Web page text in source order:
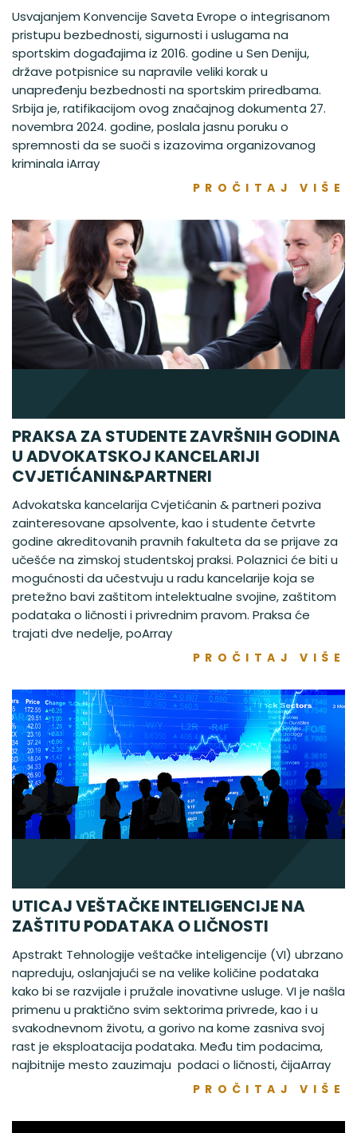
Usvajanjem Konvencije Saveta Evrope o integrisanom
pristupu bezbednosti, sigurnosti i uslugama na
sportskim događajima iz 2016. godine u Sen Deniju,
države potpisnice su napravile veliki korak u
unapređenju bezbednosti na sportskim priredbama.
Srbija je, ratifikacijom ovog značajnog dokumenta 27.
novembra 2024. godine, poslala jasnu poruku o
spremnosti da se suoči s izazovima organizovanog
kriminala iArray
PROČITAJ VIŠE
PRAKSA ZA STUDENTE ZAVRŠNIH GODINA
U ADVOKATSKOJ KANCELARIJI
CVJETIĆANIN&PARTNERI
Advokatska kancelarija Cvjetićanin & partneri poziva
zainteresovane apsolvente, kao i studente četvrte
godine akreditovanih pravnih fakulteta da se prijave za
učešće na zimskoj studentskoj praksi. Polaznici će biti u
mogućnosti da učestvuju u radu kancelarije koja se
pretežno bavi zaštitom intelektualne svojine, zaštitom
podataka o ličnosti i privrednim pravom. Praksa će
trajati dve nedelje, poArray
PROČITAJ VIŠE
UTICAJ VEŠTAČKE INTELIGENCIJE NA
ZAŠTITU PODATAKA O LIČNOSTI
Apstrakt Tehnologije veštačke inteligencije (VI) ubrzano
napreduju, oslanjajući se na velike količine podataka
kako bi se razvijale i pružale inovativne usluge. VI je našla
primenu u praktično svim sektorima privrede, kao i u
svakodnevnom životu, a gorivo na kome zasniva svoj
rast je eksploatacija podataka. Među tim podacima,
najbitnije mesto zauzimaju podaci o ličnosti, čijaArray
PROČITAJ VIŠE